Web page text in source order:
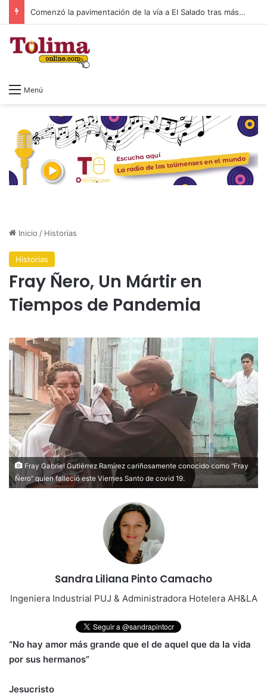
Consejo de Estado mantiene en firme la elección de Abelardo de la Espriella como presidente
Menú
Inicio / Historias
Historias
Fray Ñero, Un Mártir en
Tiempos de Pandemia
Fray Gabriel Gutiérrez Ramírez cariñosamente conocido como “Fray
Ñero” quien falleció este Viernes Santo de covid 19.
Sandra Liliana Pinto Camacho
Ingeniera Industrial PUJ & Administradora Hotelera AH&LA
“No hay amor más grande que el de aquel que da la vida
por sus hermanos”
Jesucristo